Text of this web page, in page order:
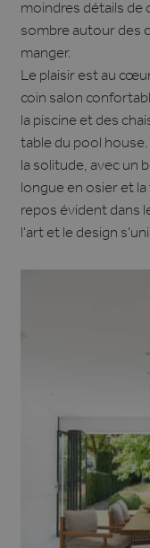
moindres détails de
sombre autour des
manger.
Le plaisir est au
coin salon
la piscine et des
table du pool house.
la solitude, avec un
longue en osier et
repos évident dans
l'art et le design